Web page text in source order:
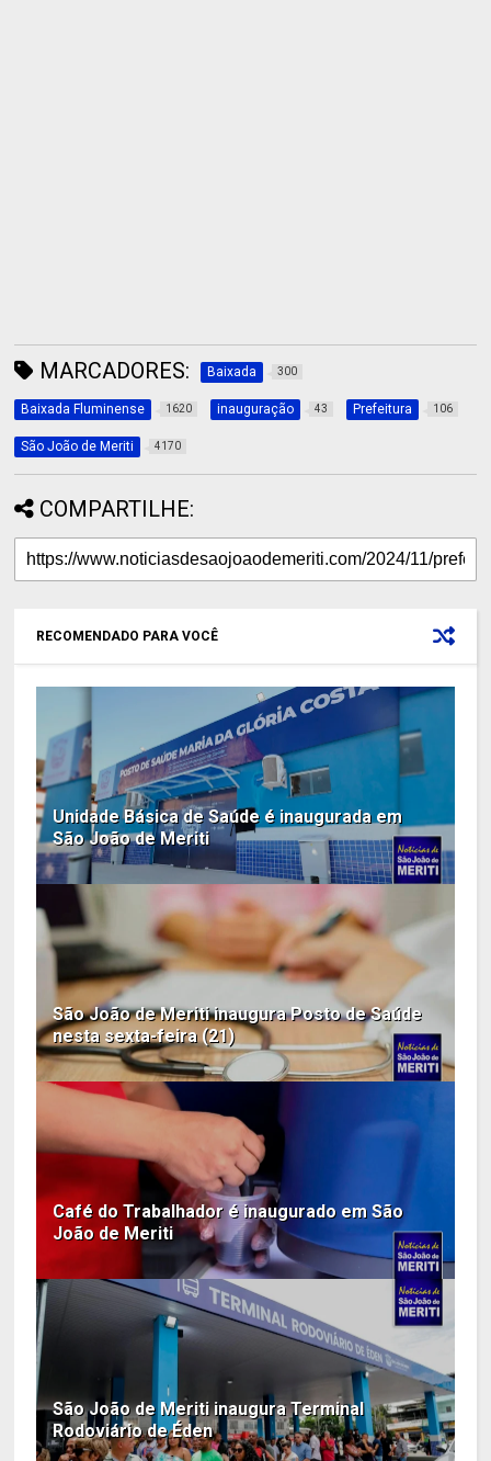
MARCADORES: Baixada 300
Baixada Fluminense 1620 inauguração 43 Prefeitura 106
São João de Meriti 4170
COMPARTILHE:
RECOMENDADO PARA VOCÊ
Unidade Básica de Saúde é inaugurada em
São João de Meriti
São João de Meriti inaugura Posto de Saúde
nesta sexta-feira (21)
Café do Trabalhador é inaugurado em São
João de Meriti
São João de Meriti inaugura Terminal
Rodoviário de Éden